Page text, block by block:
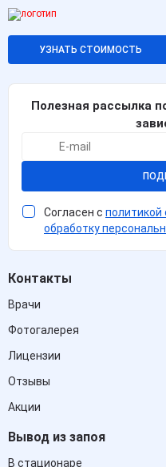
УЗНАТЬ СТОИМОСТЬ
Полезная рассылка
Согласен с политикой
обработку
Контакты
Врачи
Фотогалерея
Лицензии
Отзывы
Акции
Вывод из запоя
В стационаре